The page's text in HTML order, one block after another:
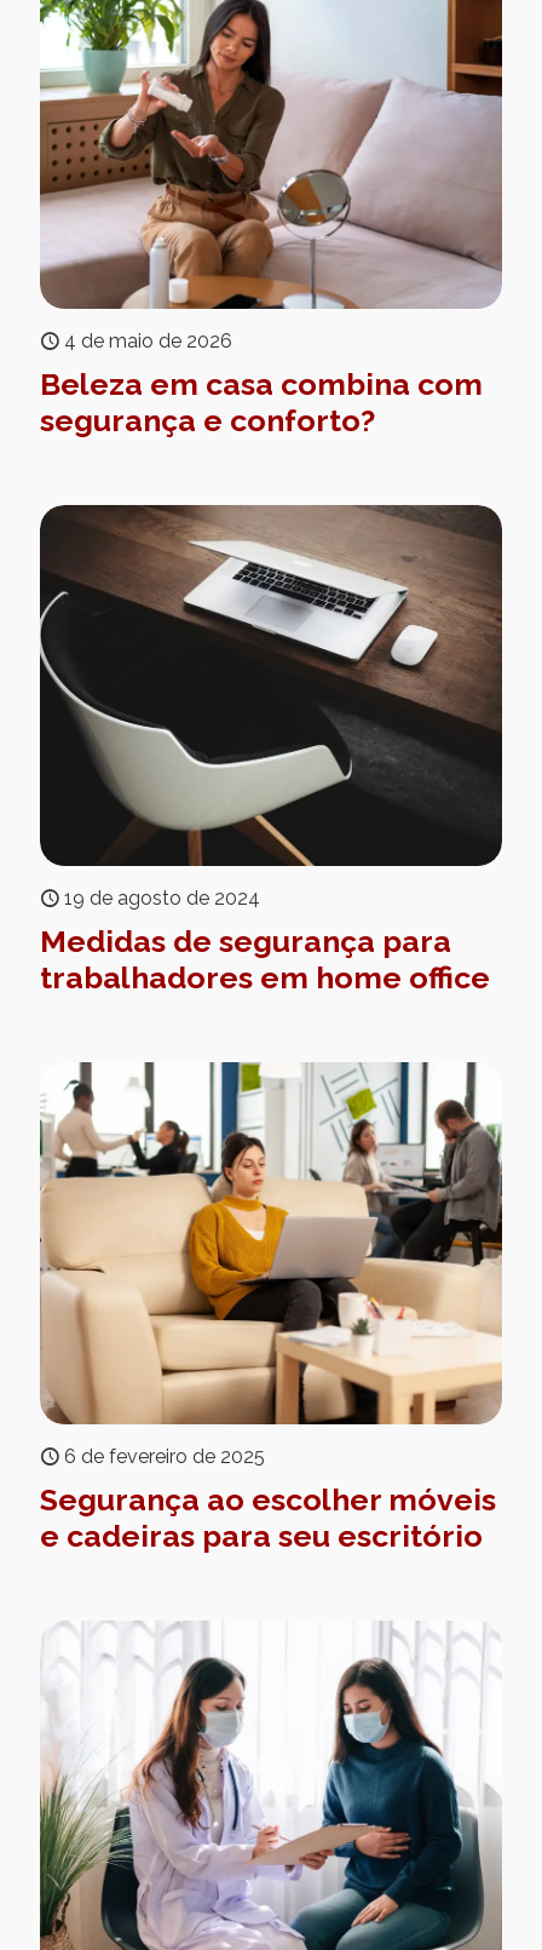
4 de maio de 2026
Beleza em casa combina com
segurança e conforto?
19 de agosto de 2024
Medidas de segurança para
trabalhadores em home office
6 de fevereiro de 2025
Segurança ao escolher móveis
e cadeiras para seu escritório